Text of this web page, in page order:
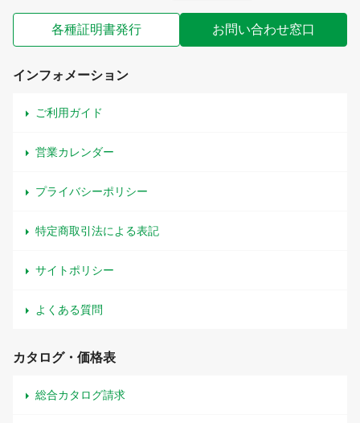
各種証明書発行 お問い合わせ窓口
インフォメーション
ご利用ガイド
営業カレンダー
プライバシーポリシー
特定商取引法による表記
サイトポリシー
よくある質問
カタログ・価格表
総合カタログ請求